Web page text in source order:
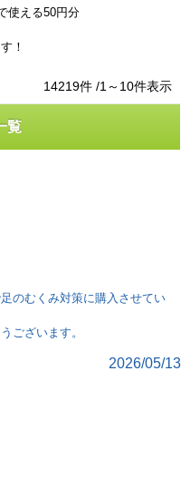
使える50円分
！
14219件 /1～10件表示
覧
のむくみ対策に購入させてい
ございます。
2026/05/13